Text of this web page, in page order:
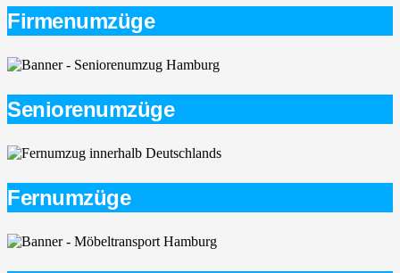
Firmenumzüge
Seniorenumzüge
Fernumzüge